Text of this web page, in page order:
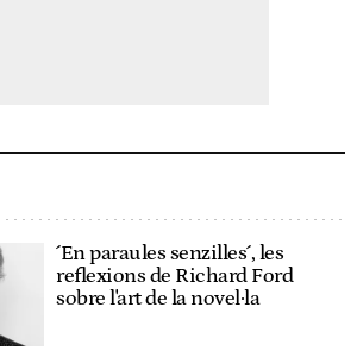
´En paraules senzilles´, les
reflexions de Richard Ford
sobre l'art de la novel·la